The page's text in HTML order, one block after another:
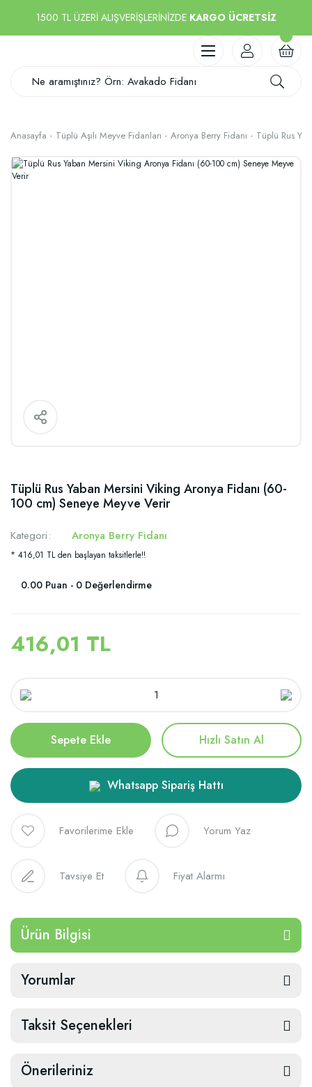
1500 TL ÜZERİ ALIŞVERİŞLERİNİZDE KARGO ÜCRETSİZ
Anasayfa Tüplü Aşılı Meyve Fidanları Aronya Berry Fidanı Tüplü Rus
Tüplü Rus Yaban Mersini Viking Aronya Fidanı (60-
100 cm) Seneye Meyve Verir
Kategori Aronya Berry Fidanı
* 416,01 TL den başlayan taksitlerle!!
0.00 Puan - 0 Değerlendirme
416,01 TL
Sepete Ekle Hızlı Satın Al
Whatsapp Sipariş Hattı
Yorum Yaz
Tavsiye Et Fiyat Alarmı
Ürün Bilgisi
Yorumlar
Taksit Seçenekleri
Önerileriniz